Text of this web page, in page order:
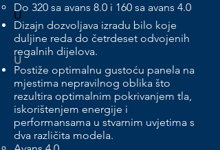
Do 320 sa avans 8.0 i 160 sa avans 4.0
U
Dizajn dozvoljava izradu bilo koje
duljine reda do četrdeset odvojenih
regalnih dijelova.
U
Postiže optimalnu gustoću panela na
mjestima nepravilnog oblika što
rezultira optimalnim pokrivanjem tla,
iskorištenjem energije i
performansama u stvarnim uvjetima s
dva različita modela.